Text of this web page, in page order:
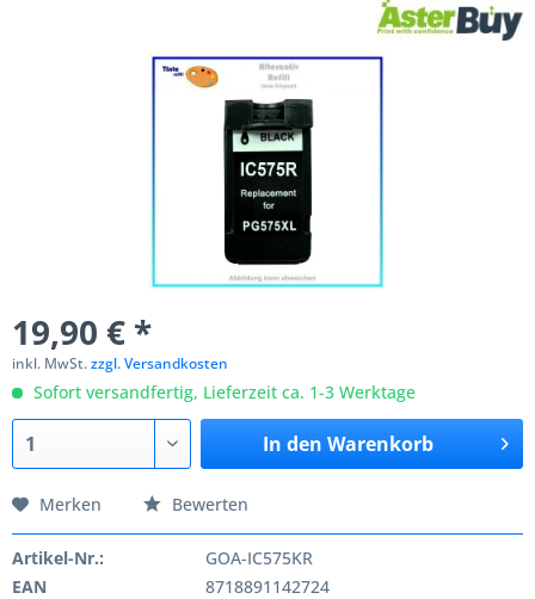
19,90 € *
inkl. MwSt.zzgl. Versandkosten
Sofort versandfertig, Lieferzeit ca. 1-3 Werktage
In den Warenkorb
Merken Bewerten
Artikel-Nr.:
GOA-IC575KR
EAN
8718891142724